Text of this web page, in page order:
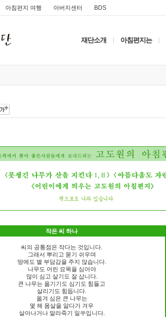
아침편지 여행 아버지센터 BDS
재단소개 아침편지는
작은 씨 하나
씨의 공통점은 작다는 것입니다.
그래서 뿌리고 묻기 쉬우며
땅에도 별 부담감을 주지 않습니다.
나무도 어린 묘목을 심어야
많이 심고 살기도 잘 삽니다.
큰 나무는 옮기기도 심기도 힘들고
살리기도 힘듭니다.
옮겨 심은 큰 나무는
몇 해 몸살을 앓다가 겨우
살아나거나 말라죽기 일쑤입니다.